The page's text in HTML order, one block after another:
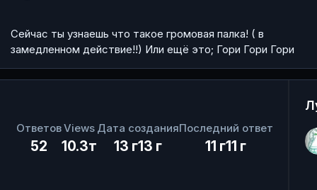
Сейчас ты узнаешь что такое громовая палка! ( в
замедленном действие!!) Или ещё это; Гори Гори Гори
Ответов
52
Views
10.3т
Дата создания
13 г13 г
Последний ответ
11 г11 г